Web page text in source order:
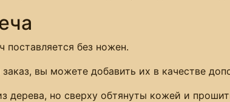
без ножен.
вы можете добавить их в качестве
дерева, но сверху обтянуты кожей и